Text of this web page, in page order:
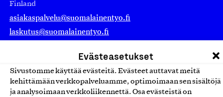
Evästeasetukset
Sivustomme käyttää evästeitä. Evästeet auttavat meitä
kehittämään verkkopalveluamme, optimoimaan sen sisältöjä
ja analysoimaan verkkoliikennettä. Osa evästeistä on
Finland
asiakaspalvelu@suomalainentyo.fi
laskutus@suomalainentyo.fi
Avainlippu